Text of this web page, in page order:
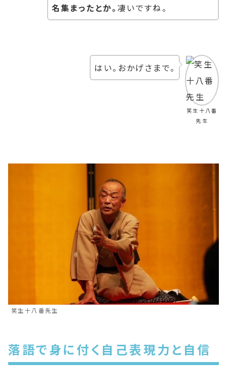
名集まったとか。 凄いですね。
笑生十八番
先生
はい。おかげさまで。
笑生十八番先生
落語で身に付く自己表現力と自信